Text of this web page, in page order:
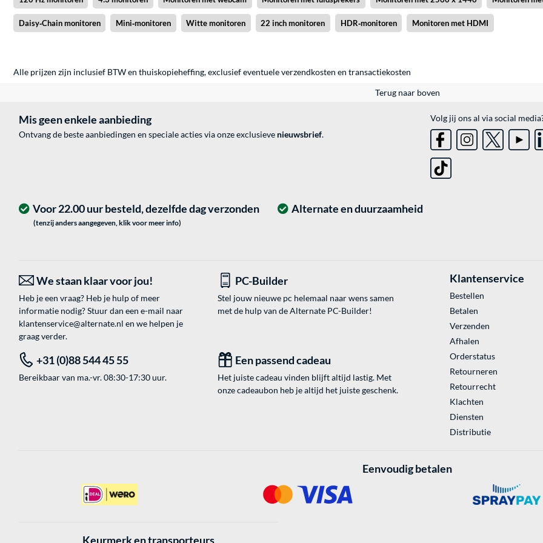
Daisy‑Chain monitoren Mini‑monitoren Witte monitoren 22 inch monitoren HDR‑monitoren Monitoren met HDMI
Alle prijzen zijn inclusief BTW en thuiskopieheffing, exclusief eventueleverzendkosten en transactiekosten
Terug naar boven
Mis geen enkele aanbieding
Ontvang de beste aanbiedingen en speciale acties via onze exclusieve nieuwsbrief.
Volg jij ons al via social
Alternate en duurzaamheid
Voor 22.00 uur besteld, dezelfde dag verzonden
(tenzij anders aangegeven, klik voor meer info)
We staan klaar voor jou!
Heb je een vraag? Heb je hulp of meer
informatie nodig? Stuur dan een e-mail naar
klantenservice@alternate.nl en we helpen je
graag verder.
PC-Builder
Stel jouw nieuwe pc helemaal naar wens samen
met de hulp van de Alternate PC-Builder!
+31 (0)88 544 45 55
Bereikbaar van ma.-vr. 08:30-17:30 uur.
Een passend cadeau
Het juiste cadeau vinden blijft altijd lastig. Met
onze cadeaubon heb je altijd het juiste geschenk.
Klantenservice
Bestellen
Betalen
Verzenden
Afhalen
Orderstatus
Retourneren
Retourrecht
Klachten
Diensten
Distributie
Eenvoudig betalen
Keurmerk en transporteurs